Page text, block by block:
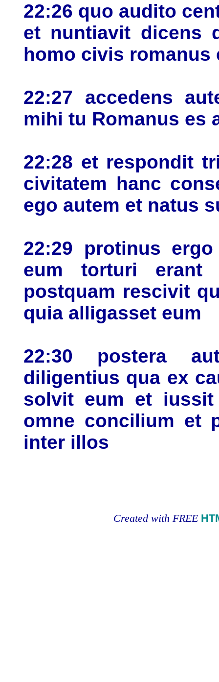
22:26 quo audito
et nuntiavit dicens
homo civis romanus
22:27 accedens
mihi tu Romanus es
22:28 et respondit
civitatem hanc
ego autem et natus
22:29 protinus
eum torturi erant
postquam rescivit
quia alligasset eum
22:30 postera
diligentius qua ex
solvit eum et iussit
omne concilium et
inter illos
Created with FREE